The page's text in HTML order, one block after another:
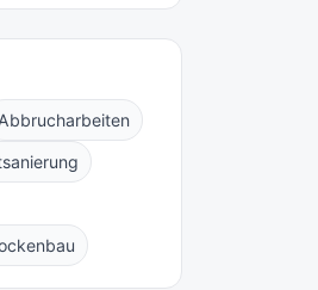
Abbrucharbeiten